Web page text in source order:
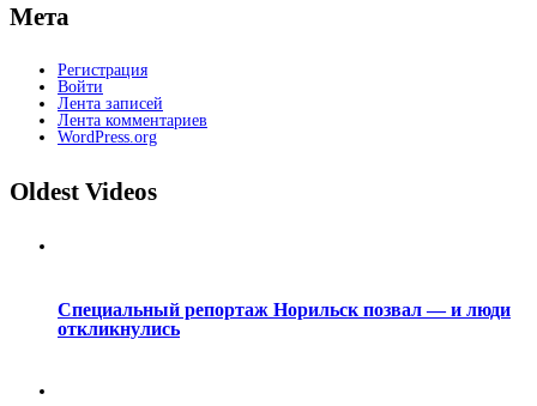
Мета
Регистрация
Войти
Лента записей
Лента комментариев
WordPress.org
Oldest Videos
Специальный репортаж Норильск позвал — и люди
откликнулись